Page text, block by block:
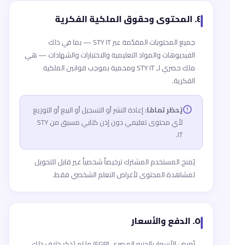
٤. المحتوى وحقوق الملكية الفكرية
جميع المحتويات المقدّمة عبر STY IT — بما في ذلك
الفيديوهات والمواد التعليمية والاختبارات والشهادات — هي
ملك حصري لـ STY IT ومحمية بموجب قوانين الملكية
الفكرية.
يُحظر تمامًا:إعادة النشر أو التسجيل أو البيع أو التوزيع
لأي محتوى تعليمي دون إذن كتابي مسبق من STY
IT.
يُمنح المستخدم المشترك ترخيصاً شخصياً غير قابل للتحويل
لمشاهدة المحتوى لأغراض التعلم الشخصي فقط.
٥. الدفع والأسعار